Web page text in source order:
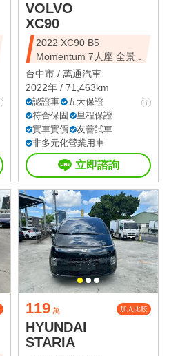
VOLVO
XC90
2022 XC90 B5
Momentum 7人座 全景天
窗
台中市 / 萬通汽車
2022年 / 71,463km
認證車
五大保證
符合保固
里程保證
實車實價
友善試車
非多元化營業用車
立即諮詢
119 萬 加入比較
HYUNDAI
STARIA